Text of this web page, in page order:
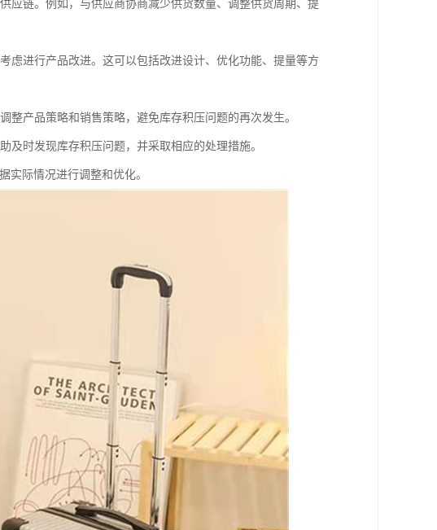
应链。例如，与供应商协商减少供货数量、调整供货周期、提
虑进行产品改进。这可以包括改进设计、优化功能、提量等方
产品策略和销售策略，避免库存积压问题的再次发生。
及时发现库存积压问题，并采取相应的处理措施。
实际情况进行调整和优化。